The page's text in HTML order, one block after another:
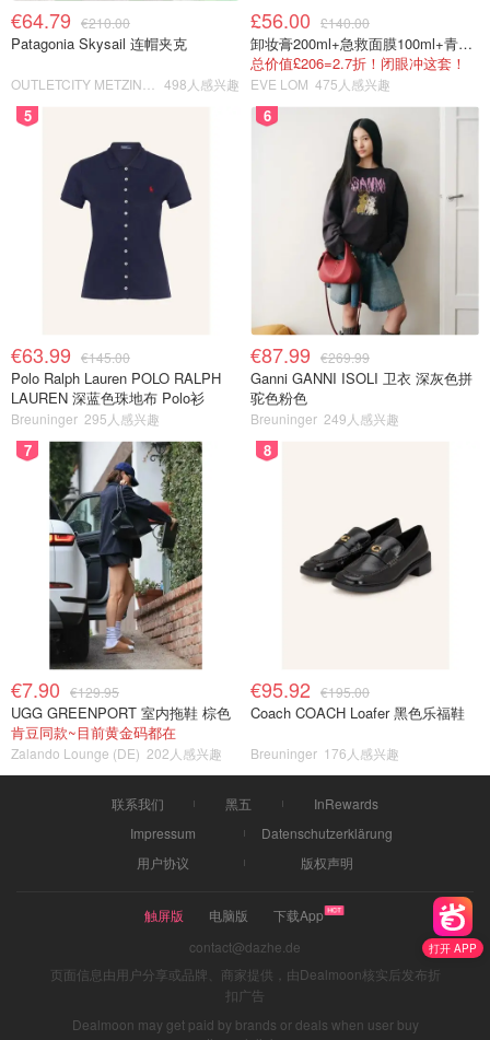
打开 APP
€64.79 €210.00
Patagonia Skysail 连帽夹克
498人感兴趣
£56.00 £140.00
卸妆膏200ml+急救面膜100ml+青春面霜15ml
总价值£206=2.7折！闭眼冲这套！
EVE LOM 475人感兴趣
5
€63.99 €145.00
Polo Ralph Lauren POLO RALPH
LAUREN 深蓝色珠地布 Polo衫
Breuninger 295人感兴趣
6
€87.99 €269.99
Ganni GANNI ISOLI 卫衣 深灰色拼
驼色粉色
Breuninger 249人感兴趣
7
€7.90 €129.95
UGG GREENPORT 室内拖鞋 棕色
肯豆同款~目前黄金码都在
Zalando Lounge (DE) 202人感兴趣
8
€95.92 €195.00
Coach COACH Loafer 黑色乐福鞋
Breuninger 176人感兴趣
联系我们 黑五
InRewards
Impressum
Datenschutzerklärung
用户协议
版权声明
触屏版 电脑版
下载App
contact@dazhe.de
页面信息由用户分享或品牌、商家提供，由Dealmoon核实后发布折
扣广告
Dealmoon may get paid by brands or deals when user buy